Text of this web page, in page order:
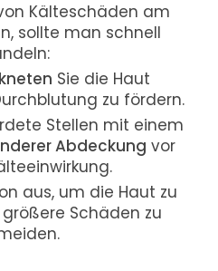
Kälteschäden am
sollte man schnell
Sie die Haut
zu fördern.
Stellen mit einem
Abdeckung vor
aus, um die Haut zu
Schäden zu